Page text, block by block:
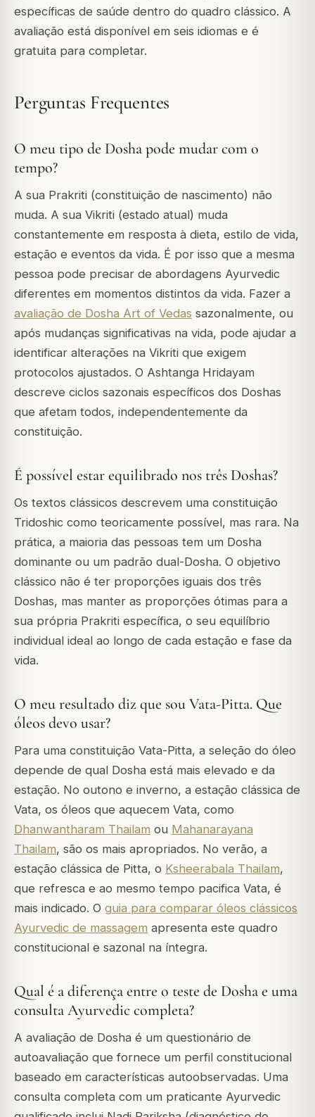
específicas de saúde dentro do quadro clássico. A
avaliação está disponível em seis idiomas e é
gratuita para completar.
Perguntas Frequentes
O meu tipo de Dosha pode mudar com o
tempo?
A sua Prakriti (constituição de nascimento) não
muda. A sua Vikriti (estado atual) muda
constantemente em resposta à dieta, estilo de vida,
estação e eventos da vida. É por isso que a mesma
pessoa pode precisar de abordagens Ayurvedic
diferentes em momentos distintos da vida. Fazer a
avaliação de Dosha Art of Vedas sazonalmente, ou
após mudanças significativas na vida, pode ajudar a
identificar alterações na Vikriti que exigem
protocolos ajustados. O Ashtanga Hridayam
descreve ciclos sazonais específicos dos Doshas
que afetam todos, independentemente da
constituição.
É possível estar equilibrado nos três Doshas?
Os textos clássicos descrevem uma constituição
Tridoshic como teoricamente possível, mas rara. Na
prática, a maioria das pessoas tem um Dosha
dominante ou um padrão dual-Dosha. O objetivo
clássico não é ter proporções iguais dos três
Doshas, mas manter as proporções ótimas para a
sua própria Prakriti específica, o seu equilíbrio
individual ideal ao longo de cada estação e fase da
vida.
O meu resultado diz que sou Vata-Pitta. Que
óleos devo usar?
Para uma constituição Vata-Pitta, a seleção do óleo
depende de qual Dosha está mais elevado e da
estação. No outono e inverno, a estação clássica de
Vata, os óleos que aquecem Vata, como
Dhanwantharam Thailam ou Mahanarayana
Thailam, são os mais apropriados. No verão, a
estação clássica de Pitta, o Ksheerabala Thailam,
que refresca e ao mesmo tempo pacifica Vata, é
mais indicado. O guia para comparar óleos clássicos
Ayurvedic de massagem apresenta este quadro
constitucional e sazonal na íntegra.
Qual é a diferença entre o teste de Dosha e uma
consulta Ayurvedic completa?
A avaliação de Dosha é um questionário de
autoavaliação que fornece um perfil constitucional
baseado em características autoobservadas. Uma
consulta completa com um praticante Ayurvedic